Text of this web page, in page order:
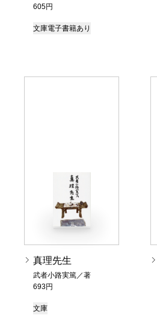
605円
文庫電子書籍あり
真理先生
武者小路実篤／著
693円
文庫